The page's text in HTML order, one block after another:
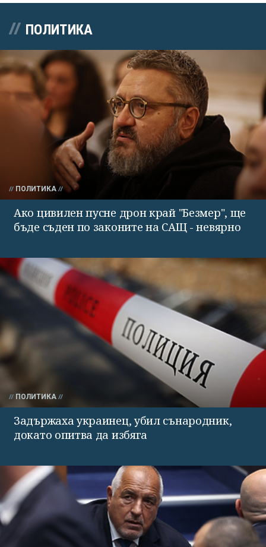
ПОЛИТИКА
ПОЛИТИКА
Ако цивилен пусне дрон край "Безмер", ще
бъде съден по законите на САЩ - невярно
ПОЛИТИКА
Задържаха украинец, убил сънародник,
докато опитва да избяга